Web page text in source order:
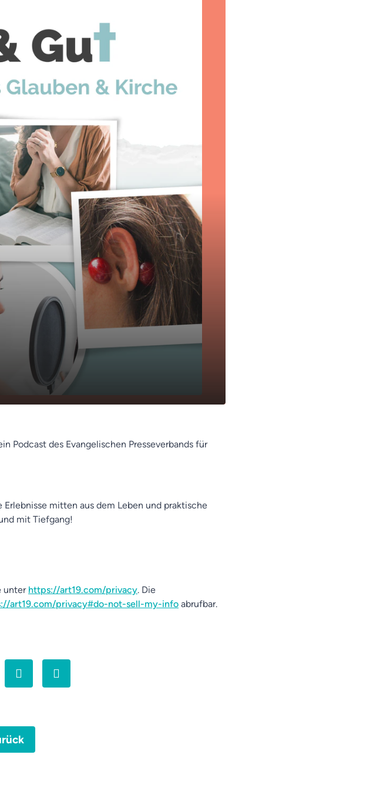
Podcast des Evangelischen Presseverbands für
mitten aus dem Leben und praktische
mit Tiefgang!
unter https://art19.com/privacy. Die
art19.com/privacy#do-not-sell-my-info abrufbar.